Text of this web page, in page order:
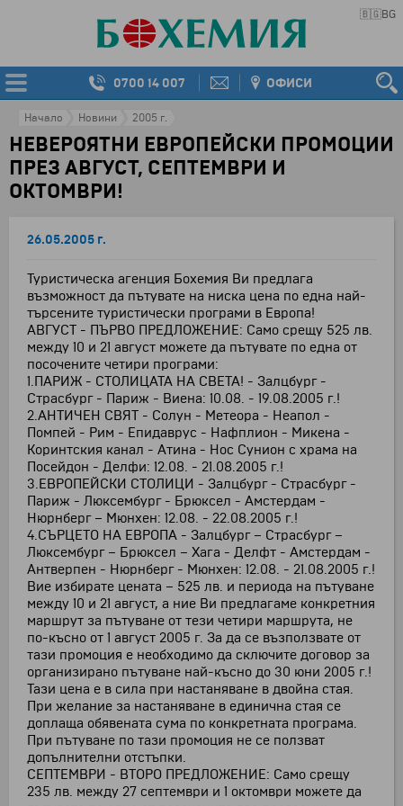
🇧🇬BG
0700 14 007 ОФИСИ
Начало Новини 2005 г.
НЕВЕРОЯТНИ ЕВРОПЕЙСКИ ПРОМОЦИИ
ПРЕЗ АВГУСТ, СЕПТЕМВРИ И
ОКТОМВРИ!
26.05.2005 г.
Туристическа агенция Бохемия Ви предлага
възможност да пътувате на ниска цена по една най-
търсените туристически програми в Европа!
АВГУСТ - ПЪРВО ПРЕДЛОЖЕНИЕ: Само срещу 525 лв.
между 10 и 21 август можете да пътувате по една от
посочените четири програми:
1.ПАРИЖ - СТОЛИЦАТА НА СВЕТА! - Залцбург -
Страсбург - Париж - Виена: 10.08. - 19.08.2005 г.!
2.АНТИЧЕН СВЯТ - Солун - Метеора - Неапол -
Помпей - Рим - Епидаврус - Нафплион - Микена -
Коринтския канал - Атина - Нос Сунион с храма на
Посейдон - Делфи: 12.08. - 21.08.2005 г.!
3.ЕВРОПЕЙСКИ СТОЛИЦИ - Залцбург - Страсбург -
Париж - Люксембург - Брюксел - Амстердам -
Нюрнберг – Мюнхен: 12.08. - 22.08.2005 г.!
4.СЪРЦЕТО НА ЕВРОПА - Залцбург – Страсбург –
Люксембург – Брюксел – Хага - Делфт - Амстердам -
Антверпен - Нюрнберг - Мюнхен: 12.08. - 21.08.2005 г.!
Вие избирате цената – 525 лв. и периода на пътуване
между 10 и 21 август, а ние Ви предлагаме конкретния
маршрут за пътуване от тези четири маршрута, не
по-късно от 1 август 2005 г. За да се възползвате от
тази промоция е необходимо да сключите договор за
организирано пътуване най-късно до 30 юни 2005 г.!
Тази цена е в сила при настаняване в двойна стая.
При желание за настаняване в единична стая се
доплаща обявената сума по конкретната програма.
При пътуване по тази промоция не се ползват
допълнителни отстъпки.
СЕПТЕМВРИ - ВТОРО ПРЕДЛОЖЕНИЕ: Само срещу
235 лв. между 27 септември и 1 октомври можете да